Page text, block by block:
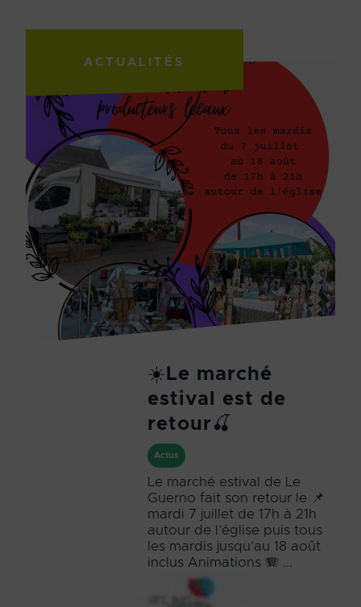
ACTUALITÉS
☀️Le marché
estival est de
retour🍒
Actus
Le marché estival de Le
Guerno fait son retour le 📌
mardi 7 juillet de 17h à 21h
autour de l’église puis tous
les mardis jusqu’au 18 août
inclus Animations 🪗 ...